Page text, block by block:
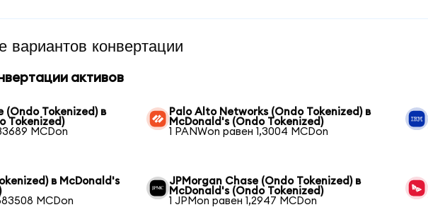
вариантов конвертации
активов
(Ondo Tokenized) в
Tokenized)
MCDon
Palo Alto Networks (Ondo Tokenized) в
McDonald's (Ondo Tokenized)
1 PANWon равен 1,3004 MCDon
в McDonald's
MCDon
JPMorgan Chase (Ondo Tokenized) в
McDonald's (Ondo Tokenized)
1 JPMon равен 1,2947 MCDon